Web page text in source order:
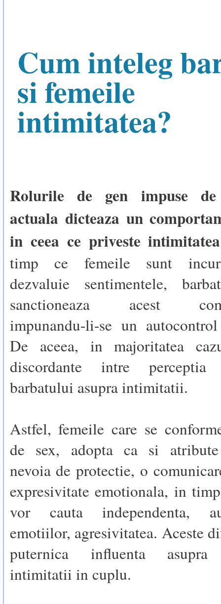
Cum inteleg
si femeile
intimitatea?
Rolurile de gen impuse de
actuala dicteaza un
in ceea ce priveste intimitatea
timp ce femeile sunt
dezvaluie sentimentele,
sanctioneaza acest
impunandu-li-se un
De aceea, in majoritatea
discordante intre
barbatului asupra intimitatii.
Astfel, femeile care se
de sex, adopta ca si atribute
nevoia de protectie, o
expresivitate emotionala, in
vor cauta independenta,
emotiilor, agresivitatea. Aceste
puternica influenta asupra
intimitatii in cuplu.